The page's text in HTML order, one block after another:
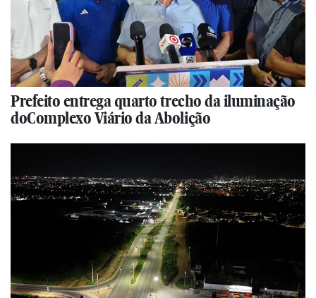
Prefeito entrega quarto trecho da iluminação
doComplexo Viário da Abolição